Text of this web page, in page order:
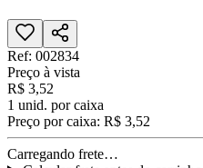
Ref: 002834
Preço à vista
R$ 3,52
1 unid. por caixa
Preço por caixa: R$ 3,52
Carregando frete…